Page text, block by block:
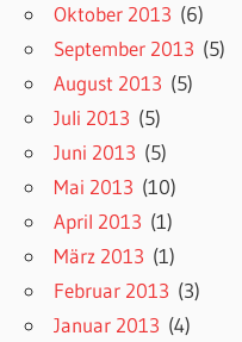
Oktober 2013 (6)
September 2013 (5)
August 2013 (5)
Juli 2013 (5)
Juni 2013 (5)
Mai 2013 (10)
April 2013 (1)
März 2013 (1)
Februar 2013 (3)
Januar 2013 (4)